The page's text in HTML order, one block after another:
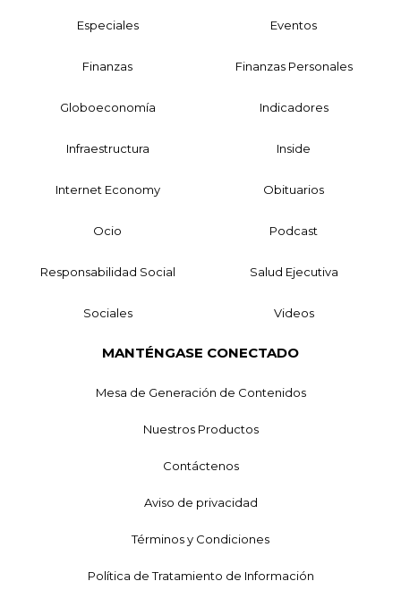
Especiales Eventos
Finanzas Finanzas Personales
Globoeconomía Indicadores
Infraestructura Inside
Internet Economy Obituarios
Ocio Podcast
Responsabilidad Social Salud Ejecutiva
Sociales Videos
MANTÉNGASE CONECTADO
Mesa de Generación de Contenidos
Nuestros Productos
Contáctenos
Aviso de privacidad
Términos y Condiciones
Política de Tratamiento de Información